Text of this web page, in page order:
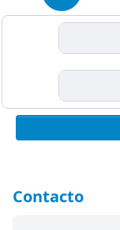
Contacto